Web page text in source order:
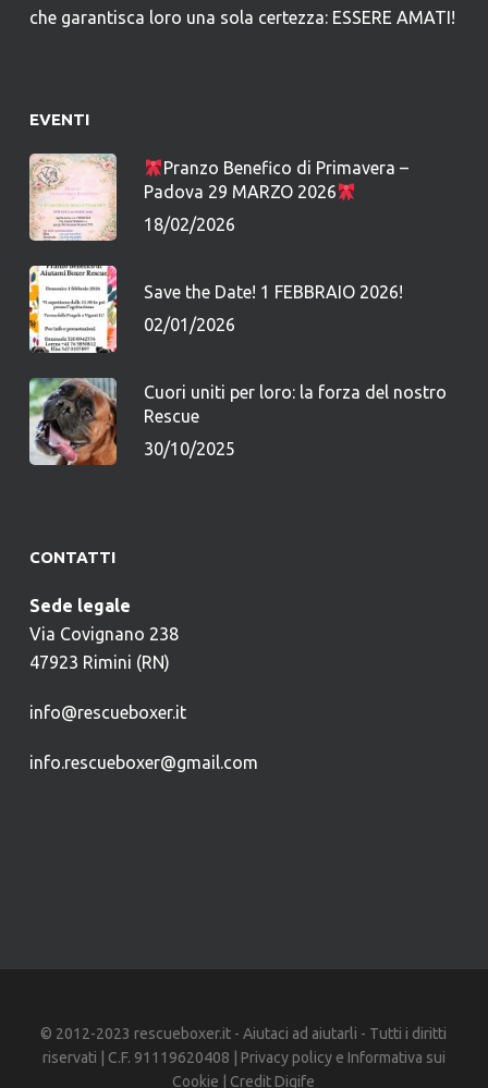
che garantisca loro una sola certezza: ESSERE AMATI!
EVENTI
Pranzo Benefico di Primavera –
Padova 29 MARZO 2026
18/02/2026
Save the Date! 1 FEBBRAIO 2026!
02/01/2026
Cuori uniti per loro: la forza del nostro
Rescue
30/10/2025
CONTATTI
Sede legale
Via Covignano 238
47923 Rimini (RN)
info@rescueboxer.it
info.rescueboxer@gmail.com
© 2012-2023 rescueboxer.it - Aiutaci ad aiutarli - Tutti i diritti
riservati | C.F. 91119620408 | Privacy policye Informativa sui
Cookie | Credit Digife